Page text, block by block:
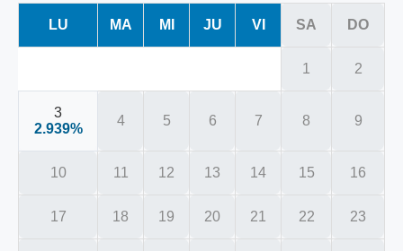
LU MA MI JU VI SA DO
1 2
3
2.939%
4 5 6 7 8 9
10 11 12 13 14 15 16
17 18 19 20 21 22 23